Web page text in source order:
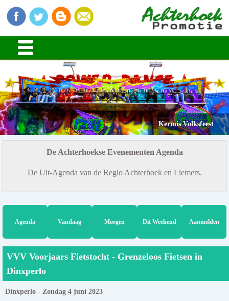
Kermis Volksfeest
De Achterhoekse Evenementen Agenda
De Uit-Agenda van de Regio Achterhoek en Liemers.
Agenda Vandaag Morgen Dit Weekend Aanmelden
VVV Voorjaars Fietstocht - Grenzeloos Fietsen in
Dinxperlo
Dinxperlo - Zondag 4 juni 2023